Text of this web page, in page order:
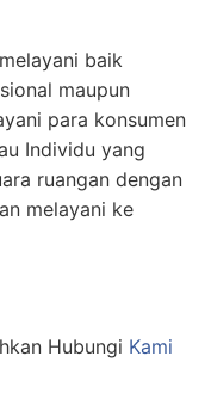
baik
maupun
para konsumen
Individu yang
ruangan dengan
melayani ke
Hubungi Kami